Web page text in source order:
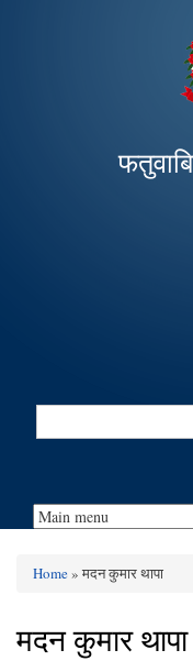
Search
You are here
Home» मदन कुमार थापा
मदन कुमार थापा